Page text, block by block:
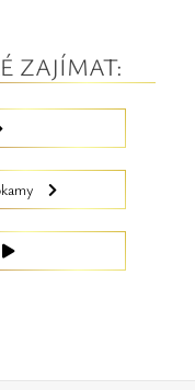
ZAJÍMAT: